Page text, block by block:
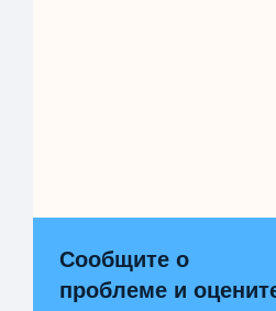
Сообщите о
проблеме и